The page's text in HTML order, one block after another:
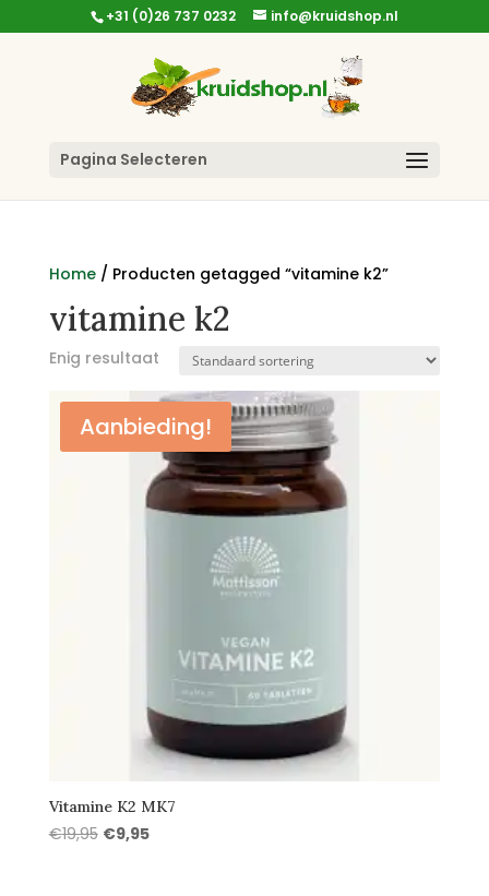
+31 (0)26 737 0232 info@kruidshop.nl
Pagina Selecteren
Home/ Producten getagged “vitamine k2”
vitamine k2
Enig resultaat
Aanbieding!
Vitamine K2 MK7
€19,95 Oorspronkelijke
€9,95Huidige